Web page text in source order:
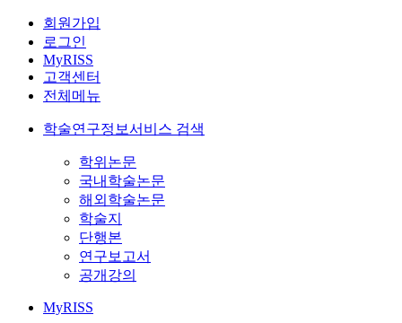
회원가입
로그인
MyRISS
고객센터
전체메뉴
학술연구정보서비스 검색
학위논문
국내학술논문
해외학술논문
학술지
단행본
연구보고서
공개강의
MyRISS